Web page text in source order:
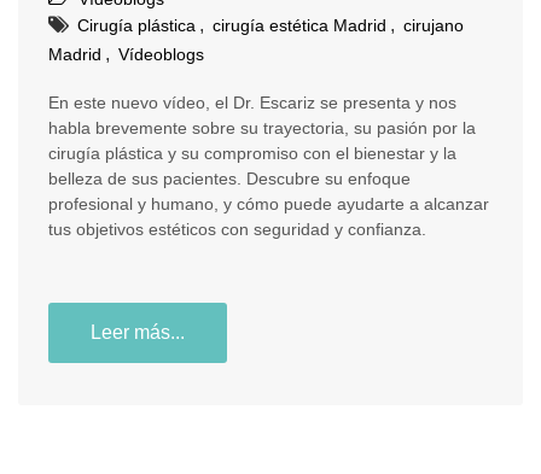
Cirugía plástica , cirugía estética Madrid , cirujano
Madrid , Vídeoblogs
En este nuevo vídeo, el Dr. Escariz se presenta y nos
habla brevemente sobre su trayectoria, su pasión por la
cirugía plástica y su compromiso con el bienestar y la
belleza de sus pacientes. Descubre su enfoque
profesional y humano, y cómo puede ayudarte a alcanzar
tus objetivos estéticos con seguridad y confianza.
Leer más...